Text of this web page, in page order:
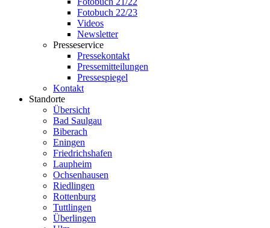
Fotobuch 22/23
Videos
Newsletter
Presseservice
Pressekontakt
Pressemitteilungen
Pressespiegel
Kontakt
Standorte
Übersicht
Bad Saulgau
Biberach
Eningen
Friedrichshafen
Laupheim
Ochsenhausen
Riedlingen
Rottenburg
Tuttlingen
Überlingen